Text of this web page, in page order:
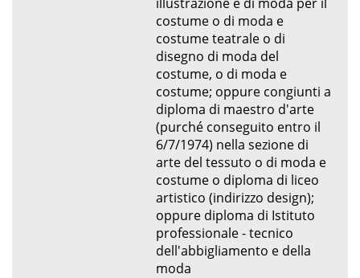
costume o di moda e
costume teatrale o di
disegno di moda del
costume, o di moda e
costume; oppure congiunti a
diploma di maestro d'arte
(purché conseguito entro il
6/7/1974) nella sezione di
arte del tessuto o di moda e
costume o diploma di liceo
artistico (indirizzo design);
oppure diploma di Istituto
professionale - tecnico
dell'abbigliamento e della
moda